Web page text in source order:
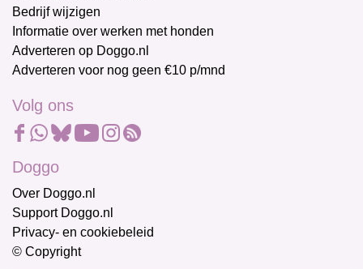
Bedrijf wijzigen
Informatie over werken met honden
Adverteren op Doggo.nl
Adverteren voor nog geen €10 p/mnd
Volg ons
Doggo
Over Doggo.nl
Support Doggo.nl
Privacy- en cookiebeleid
© Copyright